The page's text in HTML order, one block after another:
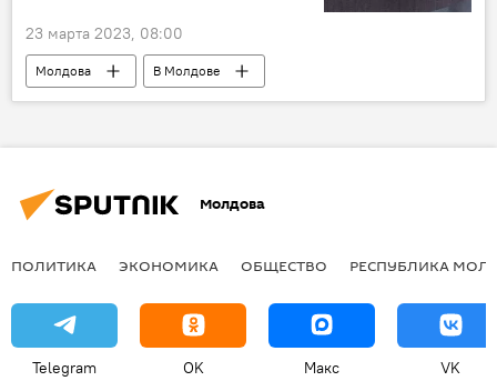
23 марта 2023, 08:00
Молдова В Молдове
Молдова
ПОЛИТИКА ЭКОНОМИКА ОБЩЕСТВО РЕСПУБЛИКА
Telegram OK Макс VK